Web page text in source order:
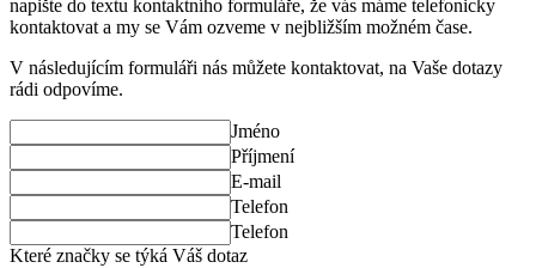
napište do textu kontaktního formuláře, že vás máme telefonicky
kontaktovat a my se Vám ozveme v nejbližším možném čase.
V následujícím formuláři nás můžete kontaktovat, na Vaše dotazy
rádi odpovíme.
Jméno
Příjmení
E-mail
Telefon
Telefon
Které značky se týká Váš dotaz